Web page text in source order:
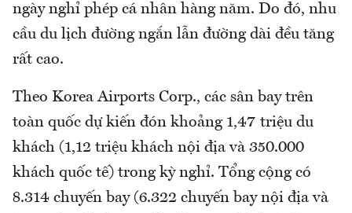
ngày nghỉ phép cá nhân hàng năm. Do đó, nhu
cầu du lịch đường ngắn lẫn đường dài đều tăng
rất cao.
Theo Korea Airports Corp., các sân bay trên
toàn quốc dự kiến đón khoảng 1,47 triệu du
khách (1,12 triệu khách nội địa và 350.000
khách quốc tế) trong kỳ nghỉ. Tổng cộng có
8.314 chuyến bay (6.322 chuyến bay nội địa và